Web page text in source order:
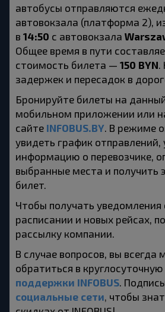
автобусы отправляются
автовокзала (платформа 2),
в 14:50 с автовокзала
Общее время в пути
стоимость билета — 150 BYN
задержек и пересадок в
Бронируйте билеты на
мобильном приложении или
сайте INFOBUS.BY . В режиме
увидеть график отправлений,
информацию о перевозчике,
выбранные места и получить
билет.
Чтобы получать уведомления
расписании и новых рейсах,
рассылку компании.
В случае вопросов, вы всегда
обратиться в круглосуточную
поддержки INFOBUS .
социальные сети чтобы